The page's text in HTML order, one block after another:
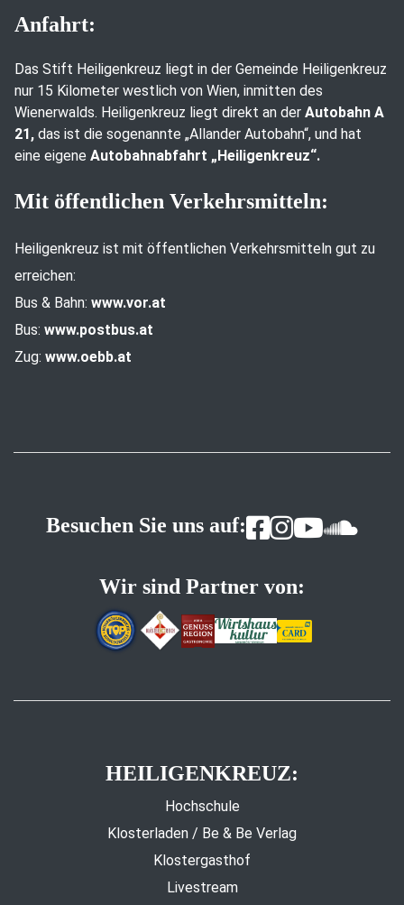
Anfahrt:
Das Stift Heiligenkreuz liegt in der Gemeinde Heiligenkreuz
nur 15 Kilometer westlich von Wien, inmitten des
Wienerwalds. Heiligenkreuz liegt direkt an der Autobahn A
21, das ist die sogenannte „Allander Autobahn“, und hat
eine eigene Autobahnabfahrt „Heiligenkreuz“.
Mit öffentlichen Verkehrsmitteln:
Heiligenkreuz ist mit öffentlichen Verkehrsmitteln gut zu
erreichen:
Bus & Bahn: www.vor.at
Bus: www.postbus.at
Zug: www.oebb.at
Besuchen Sie uns auf:
Wir sind Partner von:
HEILIGENKREUZ:
Hochschule
Klosterladen / Be & Be Verlag
Klostergasthof
Livestream